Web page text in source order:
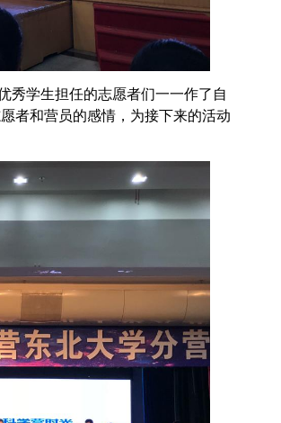
学生担任的志愿者们一一作了自
者和营员的感情，为接下来的活动